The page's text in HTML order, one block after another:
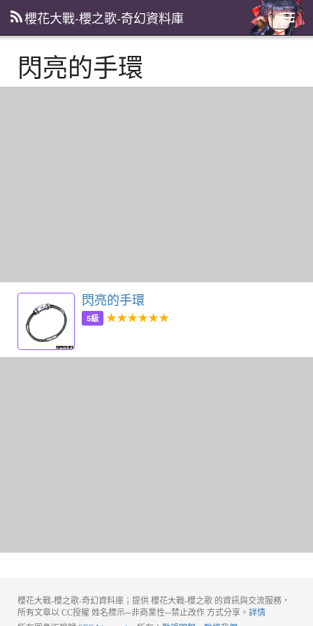
主
選
櫻花大戰-櫻之歌-奇幻資料庫
閃亮的手環
閃亮的手環
5級 ★★★★★★
櫻花大戰-櫻之歌-奇幻資料庫；提供 櫻花大戰-櫻之歌 的資訊與交流服務，
所有文章以 CC授權 姓名標示─非商業性─禁止改作 方式分享。 詳情